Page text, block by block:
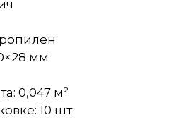
мм
0,047 м²
10 шт